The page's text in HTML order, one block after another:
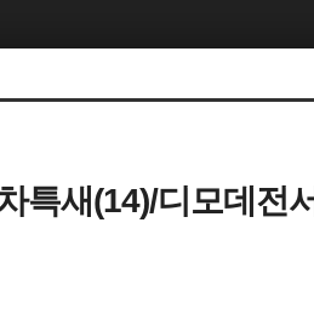
특새(14)/디모데전